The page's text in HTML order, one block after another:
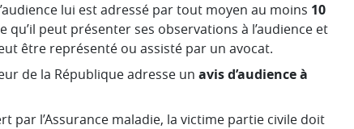
lui est adressé par tout moyen au moins 10
qu’il peut présenter ses observations à l’audience et
être représenté ou assisté par un avocat.
de la République adresse un avis d’audience à
par l’Assurance maladie, la victime partie civile doit